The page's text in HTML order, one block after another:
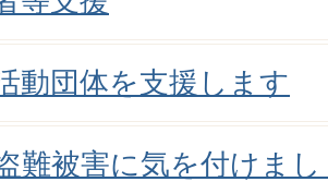
動団体を支援します
難被害に気を付けま